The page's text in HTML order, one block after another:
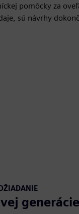
pomôcky za
sú návrhy